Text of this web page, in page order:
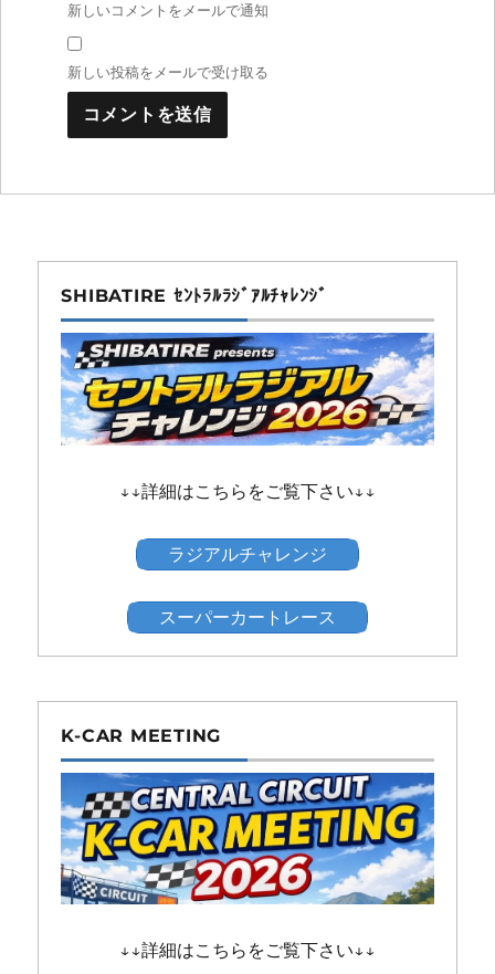
新しいコメントをメールで通知
新しい投稿をメールで受け取る
SHIBATIRE ｾﾝﾄﾗﾙﾗｼﾞｱﾙﾁｬﾚﾝｼﾞ
↓↓詳細はこちらをご覧下さい↓↓
ラジアルチャレンジ
スーパーカートレース
K-CAR MEETING
↓↓詳細はこちらをご覧下さい↓↓